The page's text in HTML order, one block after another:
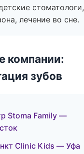
стоматологи,
лечение во сне.
компании:
зубов
Stoma Family —
Clinic Kids — Уфа